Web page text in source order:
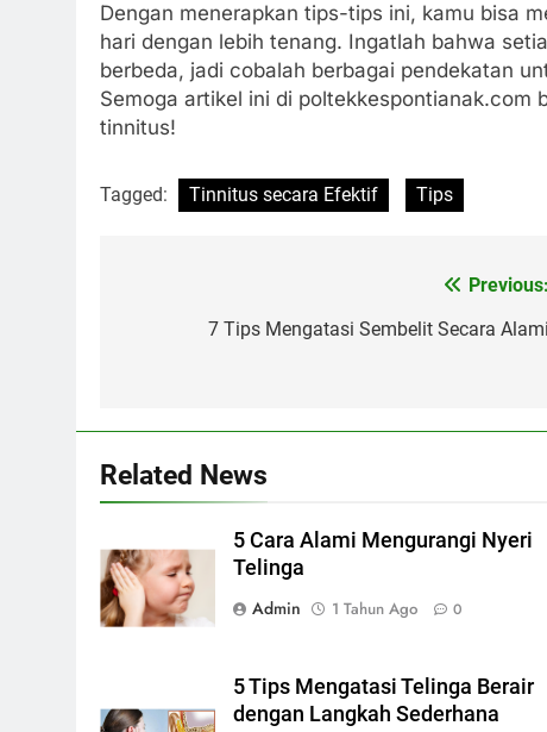
Dengan menerapkan tips-tips ini, kamu bisa
hari dengan lebih tenang. Ingatlah bahwa
berbeda, jadi cobalah berbagai pendekatan
Semoga artikel ini di poltekkespontianak.com
tinnitus!
Tagged: Tinnitus secara Efektif Tips
Previous:
7 Tips Mengatasi Sembelit Secara Alami
Related News
5 Cara Alami Mengurangi Nyeri
Telinga
Admin
1 Tahun Ago 0
5 Tips Mengatasi Telinga Berair
dengan Langkah Sederhana